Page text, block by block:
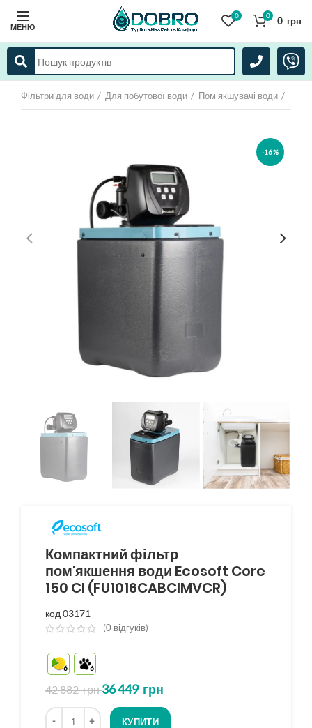
МЕНЮ
0 0 0 грн
Фільтри для води Для побутової води Пом'якшувачі води
-16%
Компактний фільтр
пом'якшення води Ecosoft Core
150 CI (FU1016CABCIMVCR)
код 03171
(0 відгуків)
6 6
42 882грн 36 449 грн
Кількість
КУПИТИ